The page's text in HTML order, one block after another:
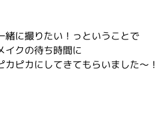
緒に撮りたい！っということで
イクの待ち時間に
カピカにしてきてもらいました～！